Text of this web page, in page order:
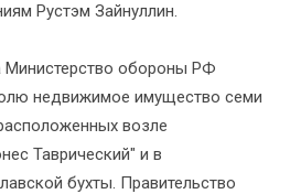
Рустэм Зайнуллин.
Министерство обороны РФ
недвижимое имущество семи
возле
Таврический" и в
бухты. Правительство